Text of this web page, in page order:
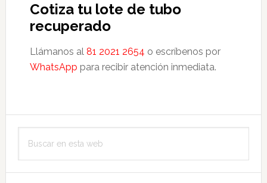
Cotiza tu lote de tubo
recuperado
Llámanos al 81 2021 2654 o escríbenos por
WhatsApp para recibir atención inmediata.
Barra
lateral
principal